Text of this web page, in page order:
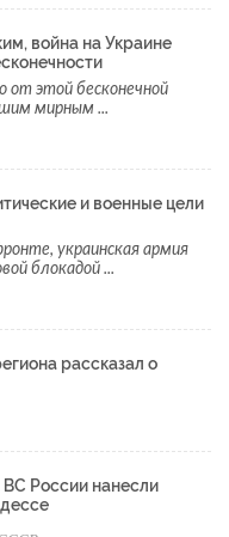
война на Украине
от этой бесконечной
мирным ...
и военные цели
украинская армия
блокадой ...
рассказал о
ВС России нанесли